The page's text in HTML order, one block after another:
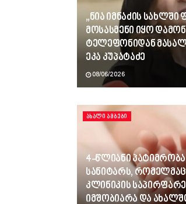
„ნია იმნაძის
მოსასმენი იყო
ტელეფონიდან
ეკა კუპატაძე
08/06/2026
ᲐᲮᲐᲚᲘ ᲐᲛᲑᲔᲑᲘ
4-წლიანი
სანიტარს,
კლინიკის
იმშობიარა და